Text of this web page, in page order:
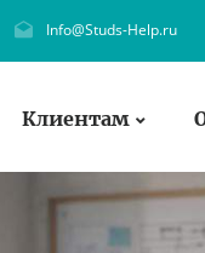
Info@Studs-Help.ru
Клиентам